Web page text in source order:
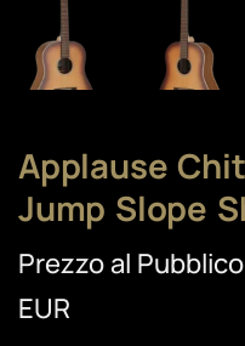
Applause
Jump Slope
Prezzo al
EUR